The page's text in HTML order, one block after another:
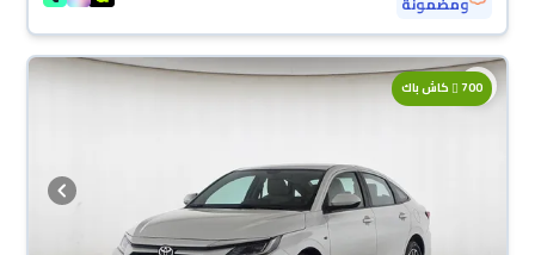
700 كاش باك